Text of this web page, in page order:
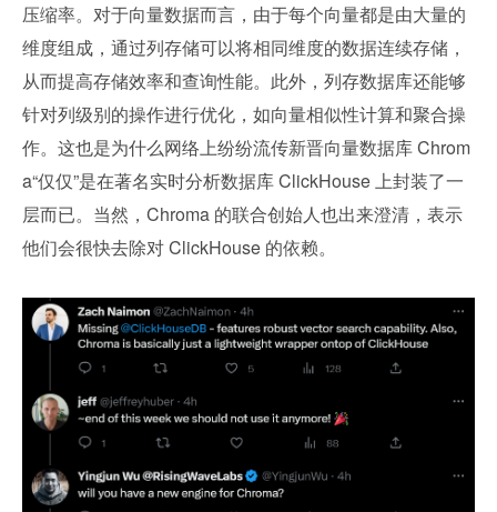
压缩率。对于向量数据而言，由于每个向量都是由大量的
维度组成，通过列存储可以将相同维度的数据连续存储，
从而提高存储效率和查询性能。此外，列存数据库还能够
针对列级别的操作进行优化，如向量相似性计算和聚合操
作。这也是为什么网络上纷纷流传新晋向量数据库 Chrom
a“仅仅”是在著名实时分析数据库 ClickHouse 上封装了一
层而已。当然，Chroma 的联合创始人也出来澄清，表示
他们会很快去除对 ClickHouse 的依赖。